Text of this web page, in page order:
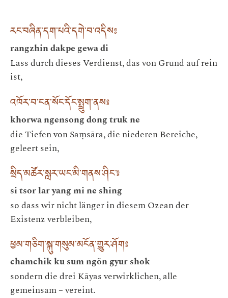
རང་བཞིན་དག་པའི་དགེ་བ་འདིས༔
rangzhin dakpe gewa di
Lass durch dieses Verdienst, das von Grund auf rein
ist,
འཁོར་བ་ངན་སོང་དོང་སྤྲུག་ནས༔
khorwa ngensong dong truk ne
die Tiefen von Saṃsāra, die niederen Bereiche,
geleert sein,
སྲིད་མཚོར་སླར་ཡང་མི་གནས་ཤིང་༔
si tsor lar yang mi ne shing
so dass wir nicht länger in diesem Ozean der
Existenz verbleiben,
ཕྱམ་གཅིག་སྐུ་གསུམ་མངོན་གྱུར་ཤོག༔
chamchik ku sum ngön gyur shok
sondern die drei Kāyas verwirklichen, alle
gemeinsam – vereint.